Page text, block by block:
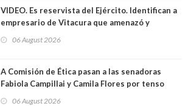
VIDEO. Es reservista del Ejército. Identifican a
empresario de Vitacura que amenazó y
al "ring raja". Se trata de Andrés Arrieta y la
06 August 2026
A Comisión de Ética pasan a las senadoras
Fabiola Campillai y Camila Flores por tenso
06 August 2026